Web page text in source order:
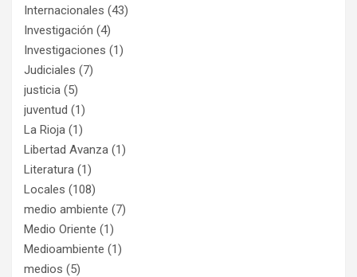
Internacionales (43)
Investigación (4)
Investigaciones (1)
Judiciales (7)
justicia (5)
juventud (1)
La Rioja (1)
Libertad Avanza (1)
Literatura (1)
Locales (108)
medio ambiente (7)
Medio Oriente (1)
Medioambiente (1)
medios (5)